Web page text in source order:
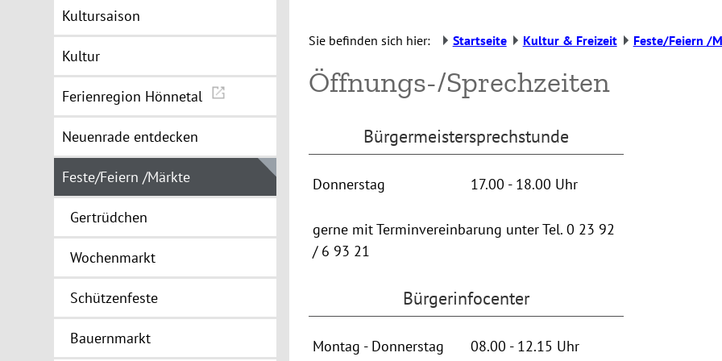
Kultursaison
Kultur
Ferienregion Hönnetal
Neuenrade entdecken
Feste/Feiern /Märkte
Gertrüdchen
Wochenmarkt
Schützenfeste
Bauernmarkt
Sie befinden sich hier: Startseite Kultur & Freizeit Feste/Feiern /
Öffnungs-/Sprechzeiten
Bürgermeistersprechstunde
Donnerstag 17.00 - 18.00 Uhr
gerne mit Terminvereinbarung unter Tel. 0 23 92
/ 6 93 21
Bürgerinfocenter
Montag - Donnerstag 08.00 - 12.15 Uhr